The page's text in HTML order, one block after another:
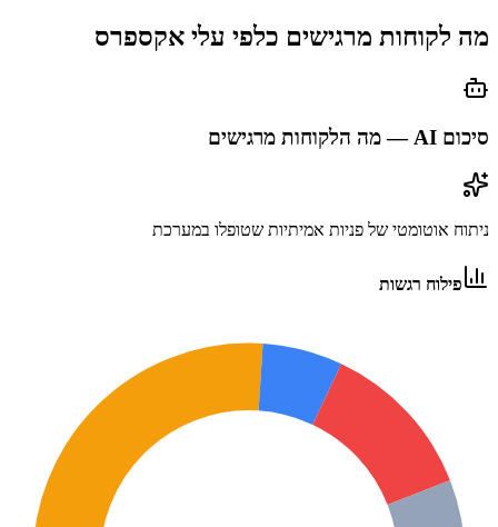
מה לקוחות מרגישים כלפי עלי אקספרס
סיכום AI — מה הלקוחות מרגישים
ניתוח אוטומטי של פניות אמיתיות שטופלו במערכת
פילוח רגשות